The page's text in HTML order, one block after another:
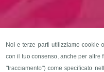
Noi e terze parti utilizziamo cookie
con il tuo consenso, anche per altre
"tracciamento") come specificato